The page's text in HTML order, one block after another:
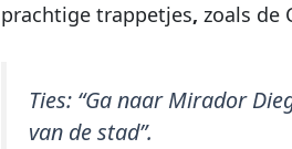
prachtige trappetjes, zoals de
Ties: “Ga naar Mirador
van de stad”.